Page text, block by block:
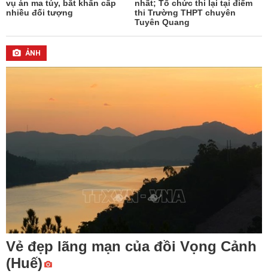
vụ án ma túy, bắt khẩn cấp
nhiều đối tượng
nhất; Tổ chức thi lại tại điểm
thi Trường THPT chuyên
Tuyên Quang
ẢNH
Vẻ đẹp lãng mạn của đồi Vọng Cảnh
(Huế)